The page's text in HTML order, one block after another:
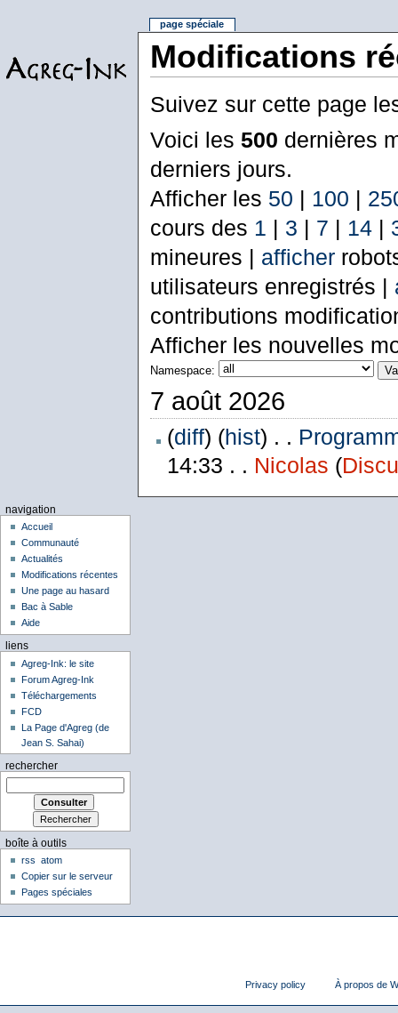
Modifications
Suivez sur cette page
Voici les 500 dernières
derniers jours.
Afficher les 50 | 100 |
cours des 1 | 3 | 7 | 14|
mineures | afficher
utilisateurs enregistrés |
contributions
Afficher les nouvelles
Namespace:
7 août 2026
(diff) (hist) . .
14:33 . . Nicolas (
page spéciale
navigation
Accueil
Communauté
Actualités
Modifications récentes
Une page au hasard
Bac à Sable
Aide
liens
Agreg-Ink: le site
Forum Agreg-Ink
Téléchargements
FCD
La Page d'Agreg (de
Jean S. Sahai)
rechercher
boîte à outils
rss
atom
Copier sur le serveur
Pages spéciales
Privacy policy À propos de